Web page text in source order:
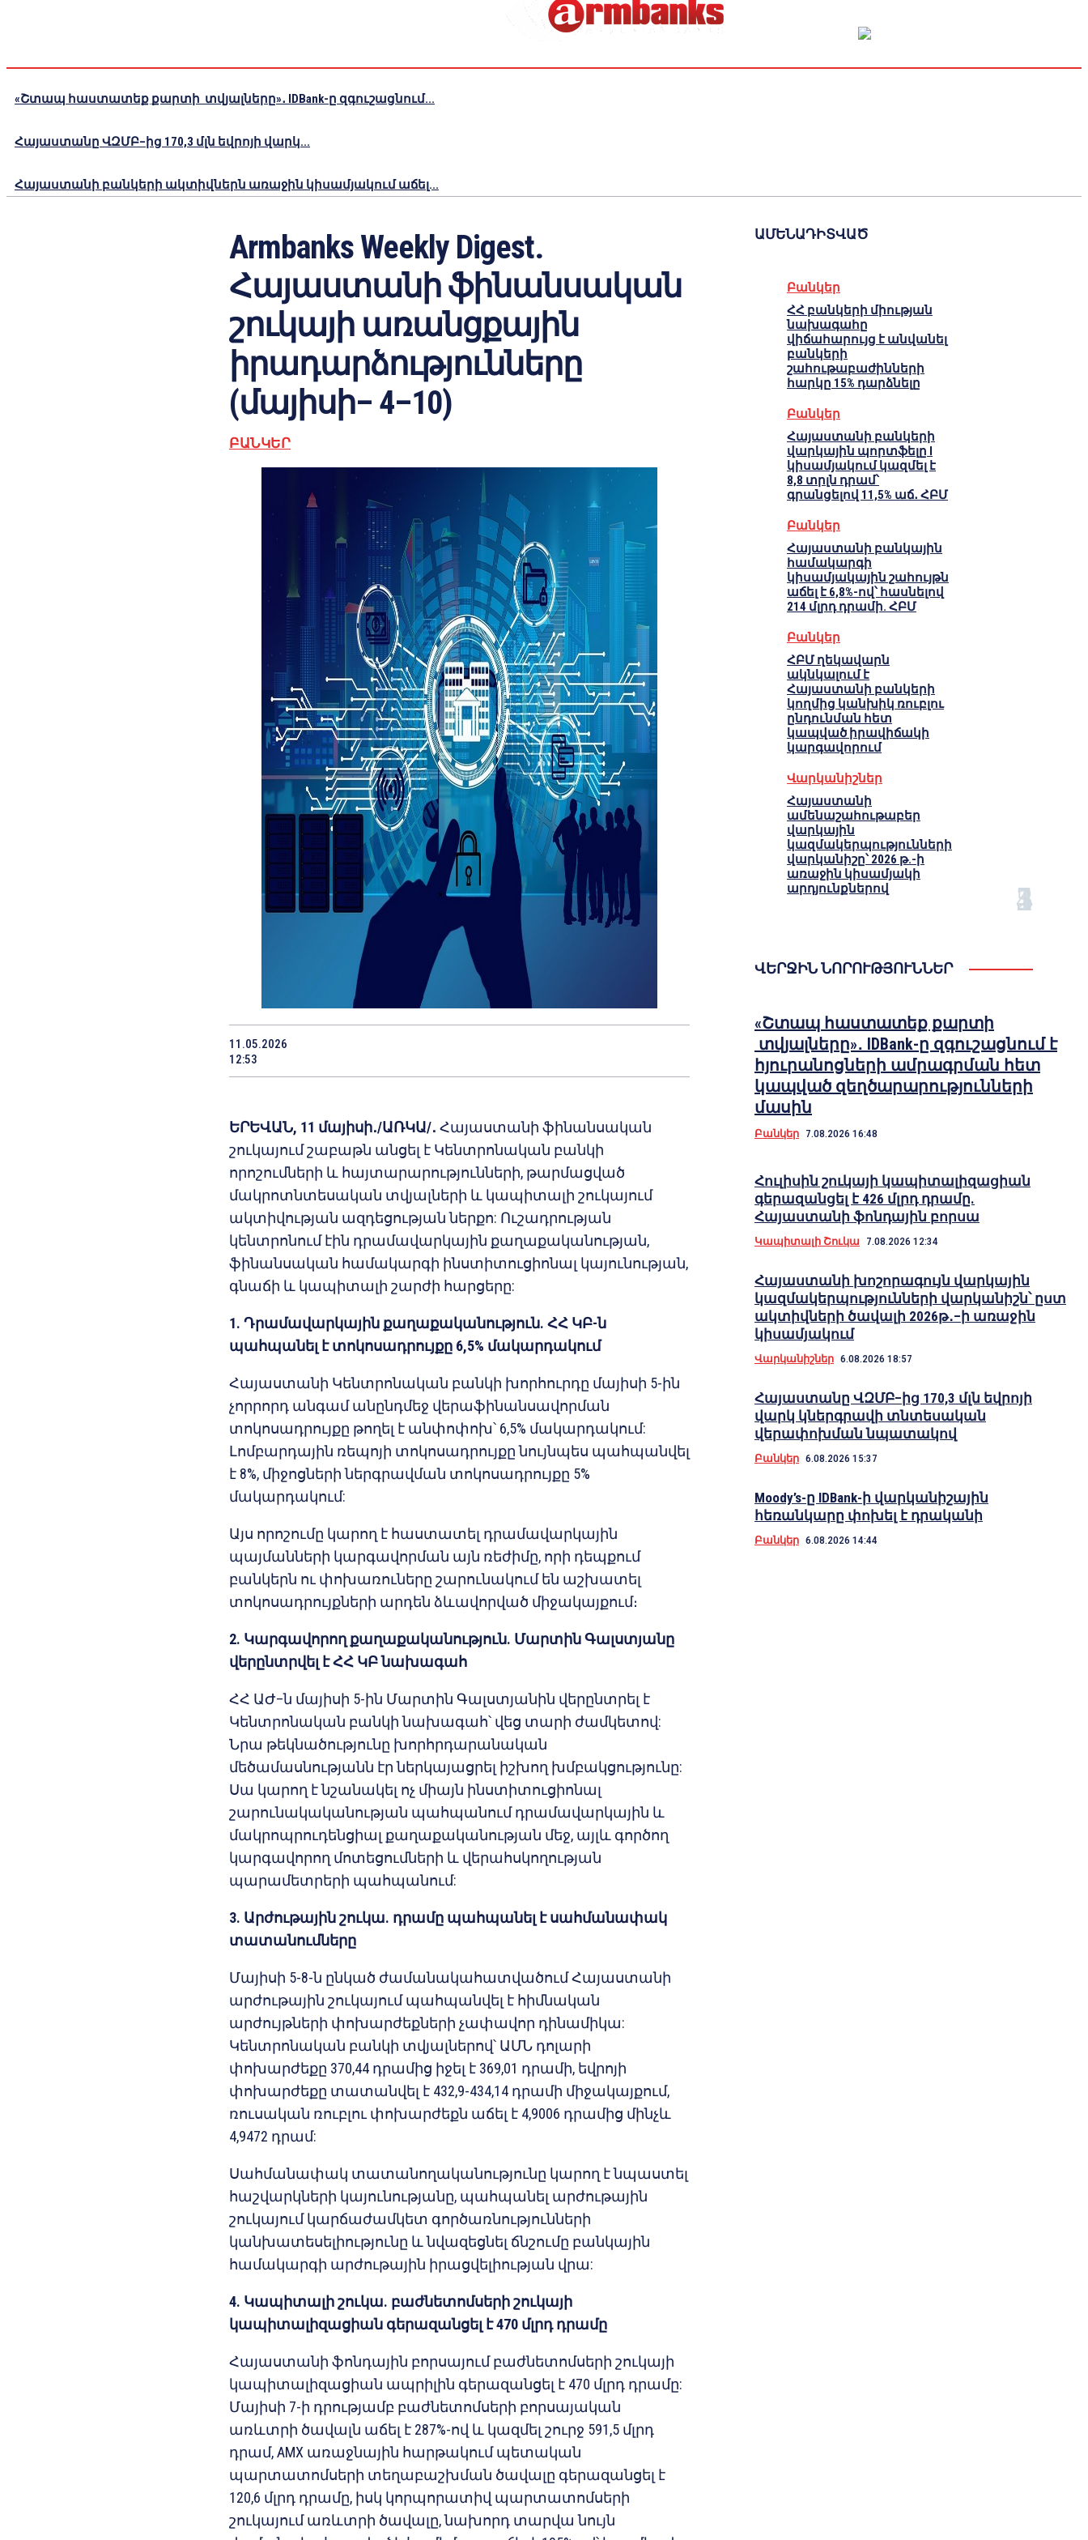
«Շտապ հաստատեք քարտի տվյալները»․ IDBank-ը զգուշացնում...
Հայաստանը ՎԶՄԲ–ից 170,3 մլն եվրոյի վարկ...
Հայաստանի բանկերի ակտիվներն առաջին կիսամյակում աճել...
Armbanks Weekly Digest․
Հայաստանի ֆինանսական
շուկայի առանցքային
իրադարձությունները
(մայիսի– 4–10)
ԲԱՆԿԵՐ
11.05.2026
12:53
ԵՐԵՎԱՆ, 11 մայիսի․/ԱՌԿԱ/․ Հայաստանի ֆինանսական
շուկայում շաբաթն անցել է Կենտրոնական բանկի
որոշումների և հայտարարությունների, թարմացված
մակրոտնտեսական տվյալների և կապիտալի շուկայում
ակտիվության ազդեցության ներքո: Ուշադրության
կենտրոնում էին դրամավարկային քաղաքականության,
ֆինանսական համակարգի ինստիտուցիոնալ կայունության,
գնաճի և կապիտալի շարժի հարցերը:
1. Դրամավարկային քաղաքականություն. ՀՀ ԿԲ-ն
պահպանել էտոկոսադրույքը 6,5% մակարդակում
Հայաստանի Կենտրոնական բանկի խորհուրդը մայիսի 5-ին
չորրորդ անգամ անընդմեջ վերաֆինանսավորման
տոկոսադրույքը թողել է անփոփոխ՝ 6,5% մակարդակում:
Լոմբարդային ռեպոյի տոկոսադրույքը նույնպես պահպանվել
է 8%, միջոցների ներգրավման տոկոսադրույքը 5%
մակարդակում:
Այս որոշումը կարող է հաստատել դրամավարկային
պայմանների կարգավորման այն ռեժիմը, որի դեպքում
բանկերն ու փոխառուները շարունակում են աշխատել
տոկոսադրույքների արդեն ձևավորված միջակայքում։
2. Կարգավորող քաղաքականություն. Մարտին Գալստյանը
վերընտրվել է ՀՀ ԿԲ նախագահ
ՀՀ ԱԺ–ն մայիսի 5-ին Մարտին Գալստյանին վերընտրել է
Կենտրոնական բանկի նախագահ՝ վեց տարի ժամկետով:
Նրա թեկնածությունը խորհրդարանական
մեծամասնությանն էր ներկայացրել իշխող խմբակցությունը:
Սա կարող է նշանակել ոչ միայն ինստիտուցիոնալ
շարունակականության պահպանում դրամավարկային և
մակրոպրուդենցիալ քաղաքականության մեջ, այլև գործող
կարգավորող մոտեցումների և վերահսկողության
պարամետրերի պահպանում:
3. Արժութային շուկա. դրամը պահպանել է սահմանափակ
տատանումները
Մայիսի 5-8-ն ընկած ժամանակահատվածում Հայաստանի
արժութային շուկայում պահպանվել է հիմնական
արժույթների փոխարժեքների չափավոր դինամիկա:
Կենտրոնական բանկի տվյալներով՝ ԱՄՆ դոլարի
փոխարժեքը 370,44 դրամից իջել է 369,01 դրամի, եվրոյի
փոխարժեքը տատանվել է 432,9-434,14 դրամի միջակայքում,
ռուսական ռուբլու փոխարժեքն աճել է 4,9006 դրամից մինչև
4,9472 դրամ:
Սահմանափակ տատանողականությունը կարող է նպաստել
հաշվարկների կայունությանը, պահպանել արժութային
շուկայում կարճաժամկետ գործառնությունների
կանխատեսելիությունը և նվազեցնել ճնշումը բանկային
համակարգի արժութային իրացվելիության վրա:
4. Կապիտալի շուկա. բաժնետոմսերի շուկայի
կապիտալիզացիան գերազանցել է 470 մլրդ դրամը
Հայաստանի ֆոնդային բորսայում բաժնետոմսերի շուկայի
կապիտալիզացիան ապրիլին գերազանցել է 470 մլրդ դրամը:
Մայիսի 7-ի դրությամբ բաժնետոմսերի բորսայական
առևտրի ծավալն աճել է 287%-ով և կազմել շուրջ 591,5 մլրդ
դրամ, AMX առաջնային հարթակում պետական
պարտատոմսերի տեղաբաշխման ծավալը գերազանցել է
120,6 մլրդ դրամը, իսկ կորպորատիվ պարտատոմսերի
շուկայում առևտրի ծավալը, նախորդ տարվա նույն
ԱՄԵՆԱԴԻՏՎԱԾ
Բանկեր
ՀՀ բանկերի միության
նախագահը
վիճահարույց է անվանել
բանկերի
շահութաբաժինների
հարկը 15% դարձնելը
Բանկեր
Հայաստանի բանկերի
վարկային պորտֆելը I
կիսամյակում կազմել է
8,8 տրլն դրամ՝
գրանցելով 11,5% աճ․ ՀԲՄ
Բանկեր
Հայաստանի բանկային
համակարգի
կիսամյակային շահույթն
աճել է 6,8%-ով՝ հասնելով
214 մլրդ դրամի. ՀԲՄ
Բանկեր
ՀԲՄ ղեկավարն
ակնկալում է
Հայաստանի բանկերի
կողմից կանխիկ ռուբլու
ընդունման հետ
կապված իրավիճակի
կարգավորում
Վարկանիշներ
Հայաստանի
ամենաշահութաբեր
վարկային
կազմակերպությունների
վարկանիշը՝ 2026 թ.-ի
առաջին կիսամյակի
արդյունքներով
ՎԵՐՋԻՆ ՆՈՐՈՒԹՅՈՒՆՆԵՐ
«Շտապ հաստատեք քարտի
տվյալները»․ IDBank-ը զգուշացնում է
հյուրանոցների ամրագրման հետ
կապված զեղծարարությունների
մասին
Բանկեր 7.08.2026 16:48
Հուլիսին շուկայի կապիտալիզացիան
գերազանցել է 426 մլրդ դրամը.
Հայաստանի ֆոնդային բորսա
Կապիտալի Շուկա 7.08.2026 12:34
Հայաստանի խոշորագույն վարկային
կազմակերպությունների վարկանիշն՝ ըստ
ակտիվների ծավալի 2026թ․–ի առաջին
կիսամյակում
Վարկանիշներ 6.08.2026 18:57
Հայաստանը ՎԶՄԲ–ից 170,3 մլն եվրոյի
վարկ կներգրավի տնտեսական
վերափոխման նպատակով
Բանկեր 6.08.2026 15:37
Moody’s-ը IDBank-ի վարկանիշային
հեռանկարը փոխել է դրականի
Բանկեր 6.08.2026 14:44